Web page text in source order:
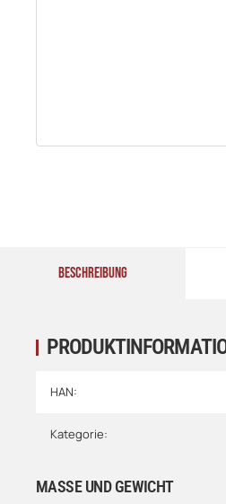
BESCHREIBUNG
HAN:
Kategorie:
MASSE UND GEWICHT